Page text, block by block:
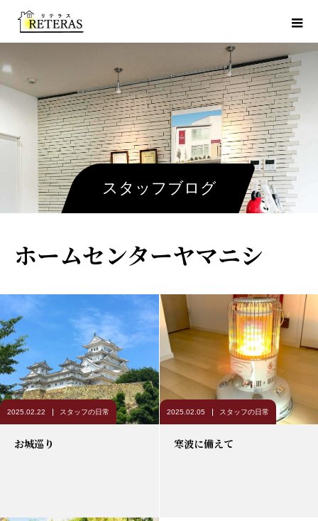
スタッフブログ
ホームセンターヤマニシ
2025.02.22 スタッフの日常
お城巡り
2025.02.05 スタッフの日常
寒波に備えて